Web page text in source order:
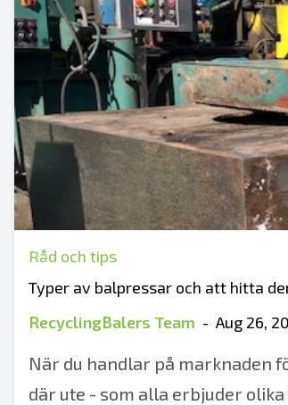
Råd och tips
Typer av balpressar och att hitta
RecyclingBalers Team - Aug 26,
När du handlar på marknaden
där ute - som alla erbjuder